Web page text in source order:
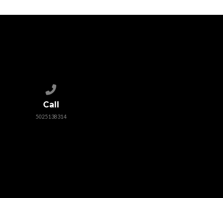
Call
5025138314